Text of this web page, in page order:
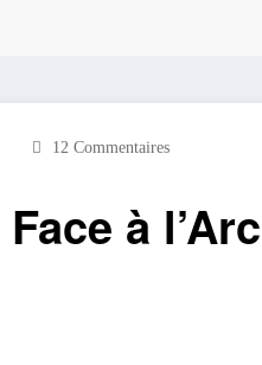
12 Commentaires
à